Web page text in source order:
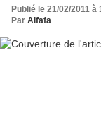
Publié le 21/02/2011 à
Par Alfafa